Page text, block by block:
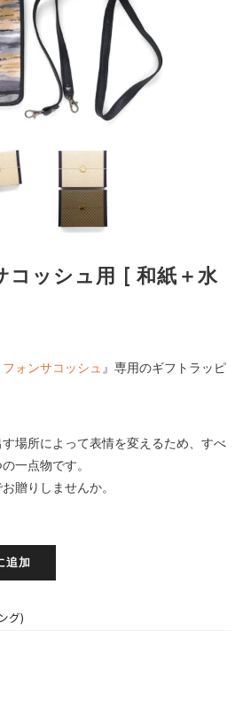
コッシュ用 [ 和紙＋水
ォンサコッシュ 』専用のギフトラッピ
場所によって表情を変えるため、すべ
一点物です。
贈りしませんか。
追加
グ)